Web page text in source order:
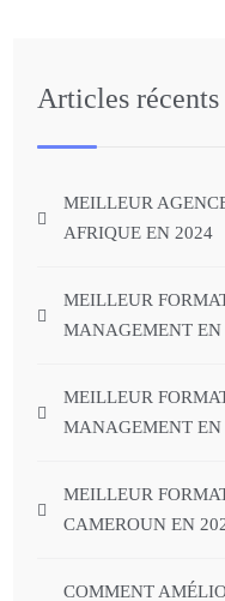
Articles récents
MEILLEUR
AFRIQUE EN 2024
MEILLEUR
MANAGEMENT EN
MEILLEUR
MANAGEMENT EN
MEILLEUR
CAMEROUN EN
COMMENT